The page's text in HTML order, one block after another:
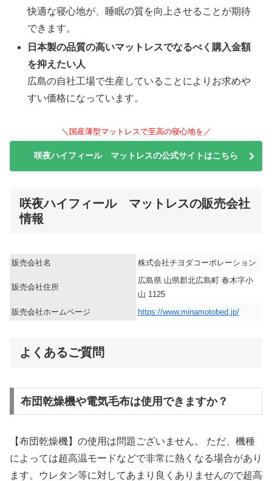
快適な寝心地が、睡眠の質を向上させることが期待
できます。
日本製の品質の高いマットレスでなるべく購入金額
を抑えたい人
広島の自社工場で生産していることによりお求めや
すい価格になっています。
＼国産薄型マットレスで至高の寝心地を／
咲夜ハイフィール マットレスの公式サイトはこちら
咲夜ハイフィール マットレスの販売会社
情報
販売会社名 株式会社チヨダコーポレーション
販売会社住所
広島県 山県郡北広島町 春木字小
山 1125
販売会社ホームページ
https://www.minamotobed.jp/
よくあるご質問
布団乾燥機や電気毛布は使用できますか？
【布団乾燥機】の使用は問題ございません。 ただ、機種
によっては超高温モードなどで非常に熱くなる場合があり
ます。ウレタン等に対してあまり良くありませんので超高